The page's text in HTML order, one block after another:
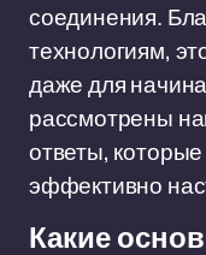
соединения.
технологиям,
даже для
рассмотрены
ответы,
эффективно
Какие